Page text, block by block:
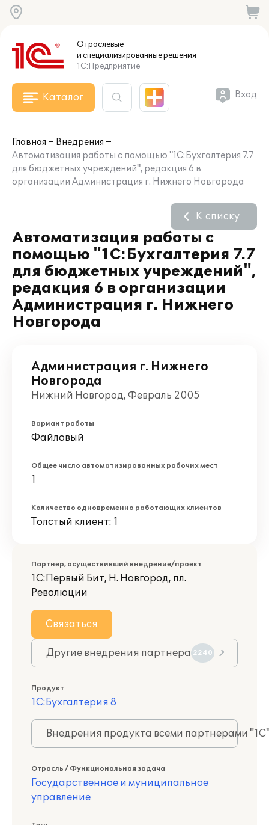
Отраслевые
и специализированныерешения
1С:Предприятие
Каталог Вход
Главная
Внедрения
Автоматизация работы с помощью "1С:Бухгалтерия 7.7
для бюджетных учреждений", редакция 6 в
организации Администрация г. Нижнего Новгорода
Автоматизация работы с
помощью "1С:Бухгалтерия 7.7
для бюджетных учреждений",
редакция 6 в организации
Администрация г. Нижнего
Новгорода
К списку
Администрация г. Нижнего
Новгорода
Нижний Новгород, Февраль 2005
Вариант работы
Файловый
Общее число автоматизированных рабочих мест
1
Количество одновременно работающих клиентов
Толстый клиент: 1
Партнер, осуществивший внедрение/проект
1С:Первый Бит, Н. Новгород, пл.
Революции
Связаться
Другие внедрения партнера 2240
Продукт
1С:Бухгалтерия 8
Внедрения продукта всеми партнерами
Отрасль / Функциональная задача
Государственное и муниципальное
управление